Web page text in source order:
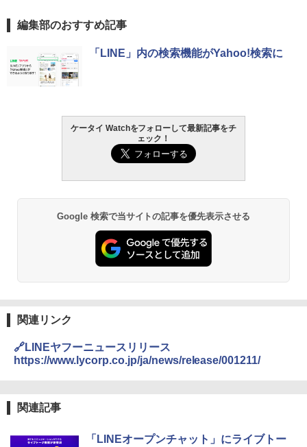
編集部のおすすめ記事
「LINE」内の検索機能がYahoo!検索に
ケータイ Watchをフォローして最新記事をチ
ェック！
Google 検索で当サイトの記事を優先表示させる
関連リンク
🔗LINEヤフーニュースリリース
https://www.lycorp.co.jp/ja/news/release/001211/
関連記事
「LINEオープンチャット」にライブトー